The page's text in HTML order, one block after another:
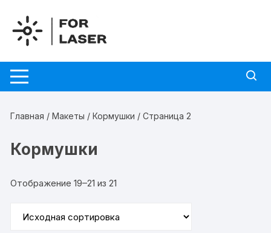
содержимому
Главная /Макеты /Кормушки / Страница 2
Кормушки
Отображение 19–21 из 21